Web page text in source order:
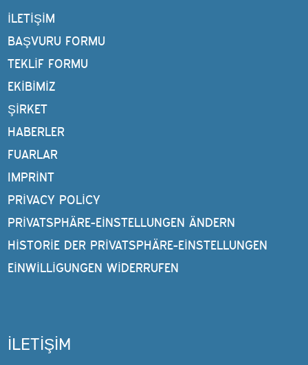
İLETİŞİM
BAŞVURU FORMU
TEKLIF FORMU
EKIBIMIZ
ŞIRKET
HABERLER
FUARLAR
IMPRINT
PRIVACY POLICY
PRIVATSPHÄRE-EINSTELLUNGEN ÄNDERN
HISTORIE DER PRIVATSPHÄRE-EINSTELLUNGEN
EINWILLIGUNGEN WIDERRUFEN
İLETİŞİM